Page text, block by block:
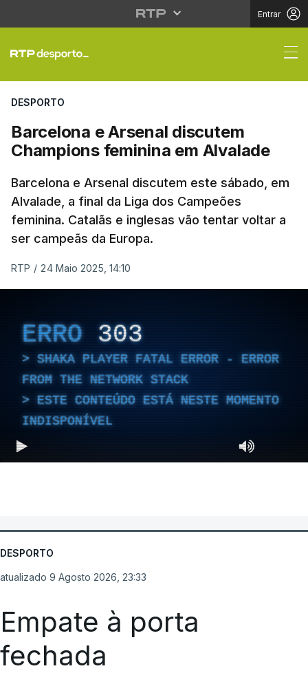
Entrar
Barcelona e Arsenal
DESPORTO
Barcelona e Arsenal discutem
Champions feminina em Alvalade
Barcelona e Arsenal discutem este sábado, em
Alvalade, a final da Liga dos Campeões
feminina. Catalãs e inglesas vão tentar voltar a
ser campeãs da Europa.
RTP / 24 Maio 2025, 14:10
ERRO 303
SHAKA PLAYER FATAL ERROR - ERROR
FROM THE NETWORK STACK
ESTE CONTEÚDO ESTÁ NESTE MOMENTO
INDISPONÍVEL
DESPORTO
atualizado 9 Agosto 2026, 23:33
Empate à porta
fechada